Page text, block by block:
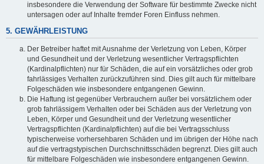
insbesondere die Verwendung der Software für bestimmte Zwecke nicht
untersagen oder auf Inhalte fremder Foren Einfluss nehmen.
5. GEWÄHRLEISTUNG
Der Betreiber haftet mit Ausnahme der Verletzung von Leben, Körper
und Gesundheit und der Verletzung wesentlicher Vertragspflichten
(Kardinalpflichten) nur für Schäden, die auf ein vorsätzliches oder grob
fahrlässiges Verhalten zurückzuführen sind. Dies gilt auch für mittelbare
Folgeschäden wie insbesondere entgangenen Gewinn.
Die Haftung ist gegenüber Verbrauchern außer bei vorsätzlichem oder
grob fahrlässigem Verhalten oder bei Schäden aus der Verletzung von
Leben, Körper und Gesundheit und der Verletzung wesentlicher
Vertragspflichten (Kardinalpflichten) auf die bei Vertragsschluss
typischerweise vorhersehbaren Schäden und im übrigen der Höhe nach
auf die vertragstypischen Durchschnittsschäden begrenzt. Dies gilt auch
für mittelbare Folgeschäden wie insbesondere entgangenen Gewinn.